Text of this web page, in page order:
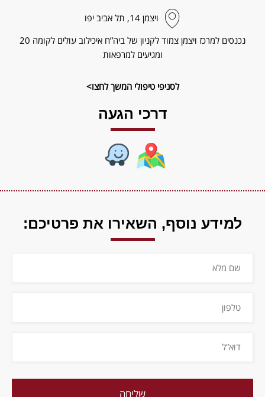
ויצמן‬ 14, תל אביב יפו
נכנסים למרכז ויצמן צמוד לקניון של ביה”ח איכילוב עולים לקומה 20
ומגיעים למרפאות
לסניפי טיפולי המשך לחצו>
דרכי הגעה
למידע נוסף, השאירו את פרטיכם: